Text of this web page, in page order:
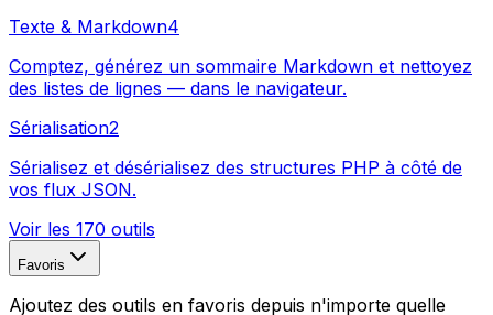
Texte & Markdown4
Comptez, générez un sommaire Markdown et nettoyez
des listes de lignes — dans le navigateur.
Sérialisation2
Sérialisez et désérialisez des structures PHP à côté de
vos flux JSON.
Voir les 170 outils
Favoris
Ajoutez des outils en favoris depuis n'importe quelle